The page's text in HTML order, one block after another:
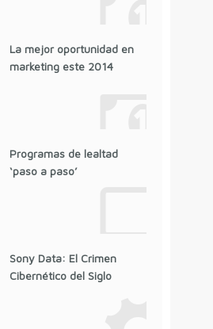
La mejor oportunidad en
marketing este 2014
Programas de lealtad
‘paso a paso’
Sony Data: El Crimen
Cibernético del Siglo